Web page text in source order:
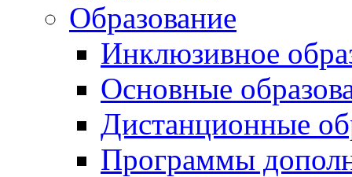
Образование
Инклюзивное
Основные
Дистанционные
Программы